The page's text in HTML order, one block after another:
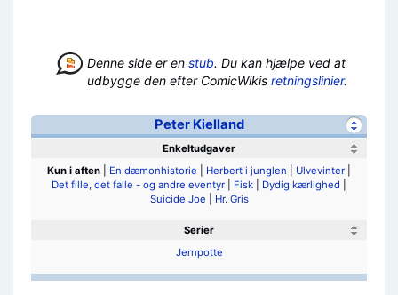
Denne side er en stub. Du kan hjælpe ved at
udbygge den efter ComicWikis retningslinier.
Peter Kielland
Enkeltudgaver
Kun i aften
En dæmonhistorie Herbert i junglen Ulvevinter
Det fille, det falle - og andre eventyr
Fisk Dydig kærlighed
Suicide Joe
Hr. Gris
Serier
Jernpotte